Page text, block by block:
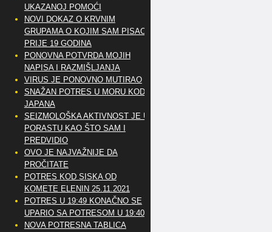
UKAZANOJ POMOĆI
NOVI DOKAZ O KRVNIM
GRUPAMA O KOJIM SAM PISAO
PRIJE 19 GODINA
PONOVNA POTVRDA MOJIH
NAPISA I RAZMIŠLJANJA
VIRUS JE PONOVNO MUTIRAO
SNAŽAN POTRES U MORU KOD
JAPANA
SEIZMOLOŠKA AKTIVNOST JE U
PORASTU KAO ŠTO SAM I
PREDVIDIO
OVO JE NAJVAŽNIJE DA
PROČITATE
POTRES KOD SISKA OD
KOMETE ELENIN 25.11.2021
POTRES U 19:49 KONAČNO SE
UPARIO SA POTRESOM U 19:40
NOVA POTRESNA TABLICA